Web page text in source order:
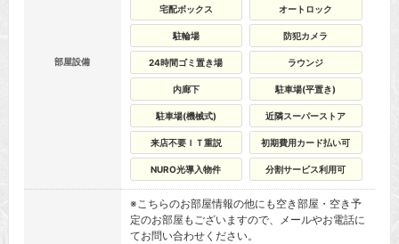
部屋設備
宅配ボックス オートロック
駐輪場 防犯カメラ
24時間ゴミ置き場 ラウンジ
内廊下 駐車場(平置き)
駐車場(機械式) 近隣スーパーストア
来店不要ＩＴ重説 初期費用カード払い可
NURO光導入物件 分割サービス利用可
※こちらのお部屋情報の他にも空き部屋・空き予
定のお部屋もございますので、メールやお電話に
てお問い合わせください。